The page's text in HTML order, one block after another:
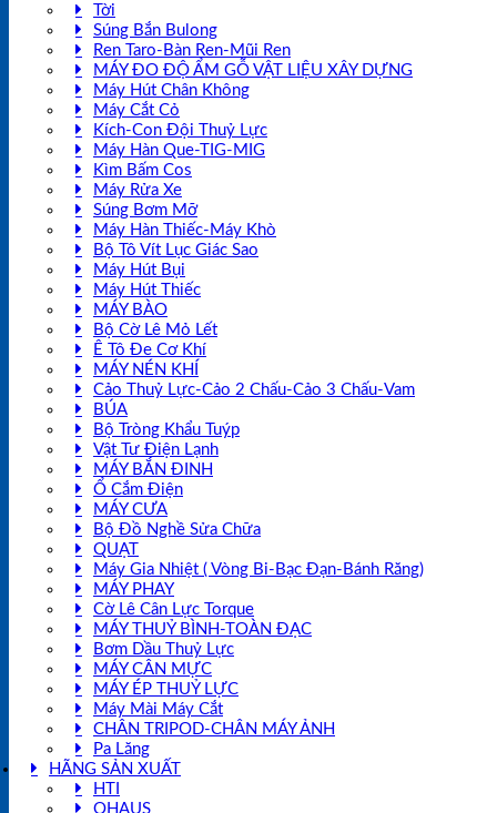
Tời
Súng Bắn Bulong
Ren Taro-Bàn Ren-Mũi Ren
MÁY ĐO ĐỘ ẨM GỖ VẬT LIỆU XÂY DỰNG
Máy Hút Chân Không
Máy Cắt Cỏ
Kích-Con Đội Thuỷ Lực
Máy Hàn Que-TIG-MIG
Kìm Bấm Cos
Máy Rửa Xe
Súng Bơm Mỡ
Máy Hàn Thiếc-Máy Khò
Bộ Tô Vít Lục Giác Sao
Máy Hút Bụi
Máy Hút Thiếc
MÁY BÀO
Bộ Cờ Lê Mỏ Lết
Ê Tô Đe Cơ Khí
MÁY NÉN KHÍ
Cảo Thuỷ Lực-Cảo 2 Chấu-Cảo 3 Chấu-Vam
BÚA
Bộ Tròng Khẩu Tuýp
Vật Tư Điện Lạnh
MÁY BẮN ĐINH
Ổ Cắm Điện
MÁY CƯA
Bộ Đồ Nghề Sửa Chữa
QUẠT
Máy Gia Nhiệt ( Vòng Bi-Bạc Đạn-Bánh Răng)
MÁY PHAY
Cờ Lê Cân Lực Torque
MÁY THUỶ BÌNH-TOÀN ĐẠC
Bơm Dầu Thuỷ Lực
MÁY CÂN MỰC
MÁY ÉP THUỶ LỰC
Máy Mài Máy Cắt
CHÂN TRIPOD-CHÂN MÁY ẢNH
Pa Lăng
HÃNG SẢN XUẤT
HTI
OHAUS